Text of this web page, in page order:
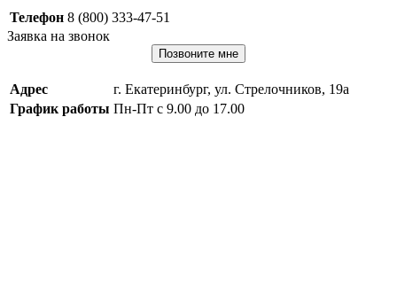
Телефон 8 (800) 333-47-51
Заявка на звонок
Позвоните мне
Адрес
г. Екатеринбург, ул. Стрелочников, 19а
График работы Пн-Пт с 9.00 до 17.00